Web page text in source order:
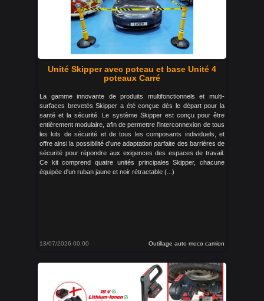
Unité Skipper avec poteau et base Unité 4
poteaux Carré
La gamme innovante de produits multifonctionnels et multi-
surfaces brevetés Skipper a été conçue dès le départ pour la
santé et la sécurité. Le système Skipper est conçu pour être
entièrement modulaire, afin de permettre l'interconnexion de tous
les kits de sécurité et de tous les composants individuels, et
offre ainsi la possibilité d'une adaptation parfaite des barrières de
sécurité pour répondre aux exigences des espaces de travail.
Ce kit comprend quatre unités principales Skipper, chacune
équipée d'un ruban jaune et noir rétractable (...)
13/07/2026 00:00 Outillage auto moco camion